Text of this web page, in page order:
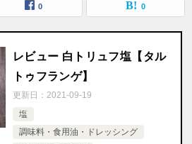
0 0
レビュー 白トリュフ塩【タル
トゥフランゲ】
更新日： 2021-09-19
塩
調味料・食用油・ドレッシング